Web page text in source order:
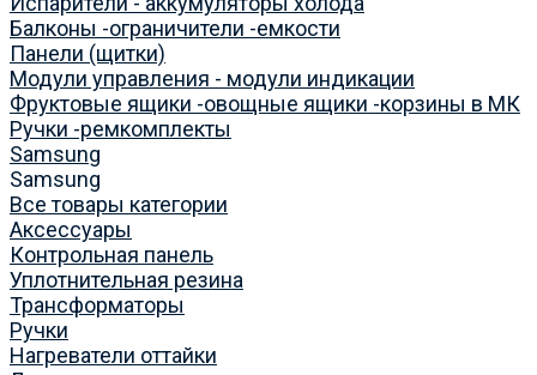
Балконы -ограничители -емкости
Панели (щитки)
Модули управления - модули индикации
Фруктовые ящики -овощные ящики -корзины в МК
Ручки -ремкомплекты
Samsung
Samsung
Все товары категории
Аксессуары
Контрольная панель
Уплотнительная резина
Трансформаторы
Ручки
Нагреватели оттайки